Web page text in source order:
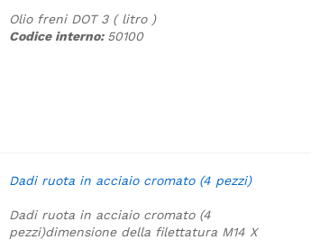
Olio freni DOT 3 ( litro )
Codice interno: 50100
Dadi ruota in acciaio cromato (4 pezzi)
Dadi ruota in acciaio cromato (4
pezzi)dimensione della filettatura M14 X